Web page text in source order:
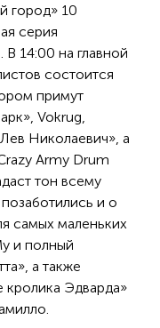
город» 10
серия
В 14:00 на главной
состоится
примут
Vokrug,
Николаевич», а
Army Drum
тон всему
и о
самых маленьких
и полный
а также
кролика Эдварда»